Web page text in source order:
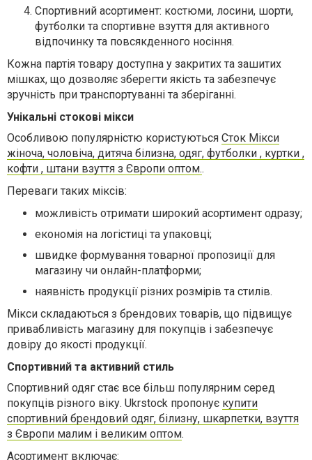
Спортивний асортимент: костюми, лосини, шорти,
футболки та спортивне взуття для активного
відпочинку та повсякденного носіння.
Кожна партія товару доступна у закритих та зашитих
мішках, що дозволяє зберегти якість та забезпечує
зручність при транспортуванні та зберіганні.
Унікальні стокові мікси
Особливою популярністю користуються Сток Мікси
жіноча, чоловіча, дитяча білизна, одяг, футболки , куртки ,
кофти , штани взуття з Європи оптом..
Переваги таких міксів:
можливість отримати широкий асортимент одразу;
економія на логістиці та упаковці;
швидке формування товарної пропозиції для
магазину чи онлайн-платформи;
наявність продукції різних розмірів та стилів.
Мікси складаються з брендових товарів, що підвищує
привабливість магазину для покупців і забезпечує
довіру до якості продукції.
Спортивний та активний стиль
Спортивний одяг стає все більш популярним серед
покупців різного віку. Ukrstock пропонує купити
спортивний брендовий одяг, білизну, шкарпетки, взуття
з Європи малим і великим оптом.
Асортимент включає: